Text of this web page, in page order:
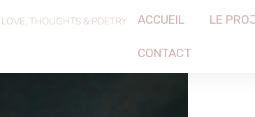
LOVE, THOUGHTS & POETRY ACCUEIL LE
CONTACT